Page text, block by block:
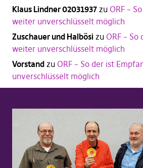
Klaus Lindner 02031937zu ORF –
weiter unverschlüsselt möglich
Zuschauer und Halbösi zu ORF –
weiter unverschlüsselt möglich
Vorstandzu ORF – So der ist
unverschlüsselt möglich